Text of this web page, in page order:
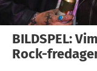
BILDSPEL:
Rock-